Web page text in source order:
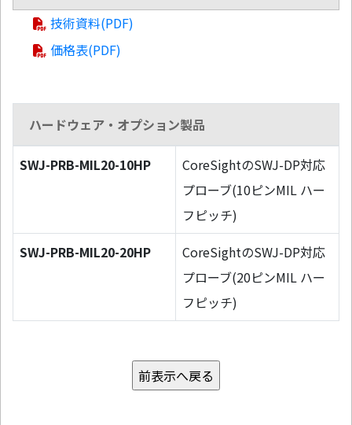
技術資料(PDF)
価格表(PDF)
ハードウェア・オプション製品
SWJ-PRB-MIL20-10HP
CoreSightのSWJ-DP対応
プローブ(10ピンMIL ハー
フピッチ)
SWJ-PRB-MIL20-20HP
CoreSightのSWJ-DP対応
プローブ(20ピンMIL ハー
フピッチ)